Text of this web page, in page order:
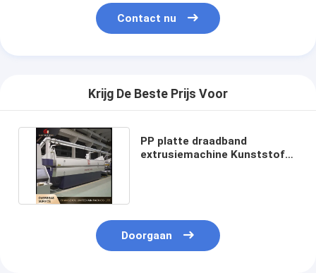
Contact nu
Krijg De Beste Prijs Voor
PP platte draadband
extrusiemachine Kunststof
Doorgaan